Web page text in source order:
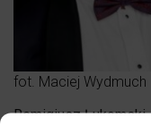
fot. Maciej Wydmuch
Remigiusz Łukomski